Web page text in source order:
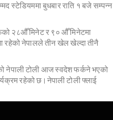
स्टेडियममा बुधबार राति १ बजे सम्पन्न
२८औँ मिनेट र ९० औँ मिनेटमा
रहेको नेपालले तीन खेल खेल्दा तीनै
नेपाली टोली आज स्वदेश फर्कने भएको
रहेको छ।नेपाली टोली फ्लाई